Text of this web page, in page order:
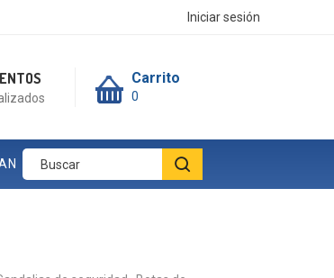
Iniciar sesión
Carrito
0